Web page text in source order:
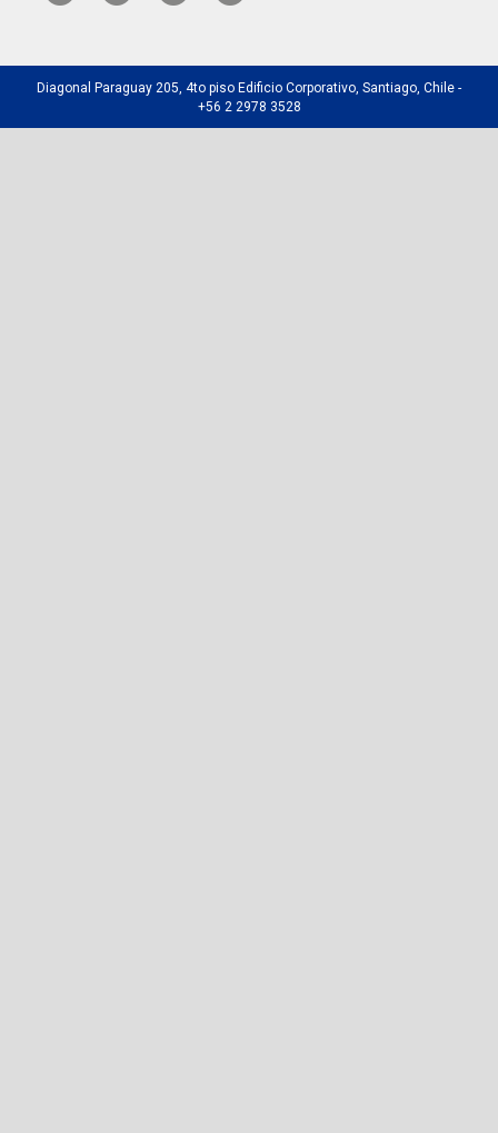
Diagonal Paraguay 205, 4to piso Edificio Corporativo, Santiago, Chile -
+56 2 2978 3528